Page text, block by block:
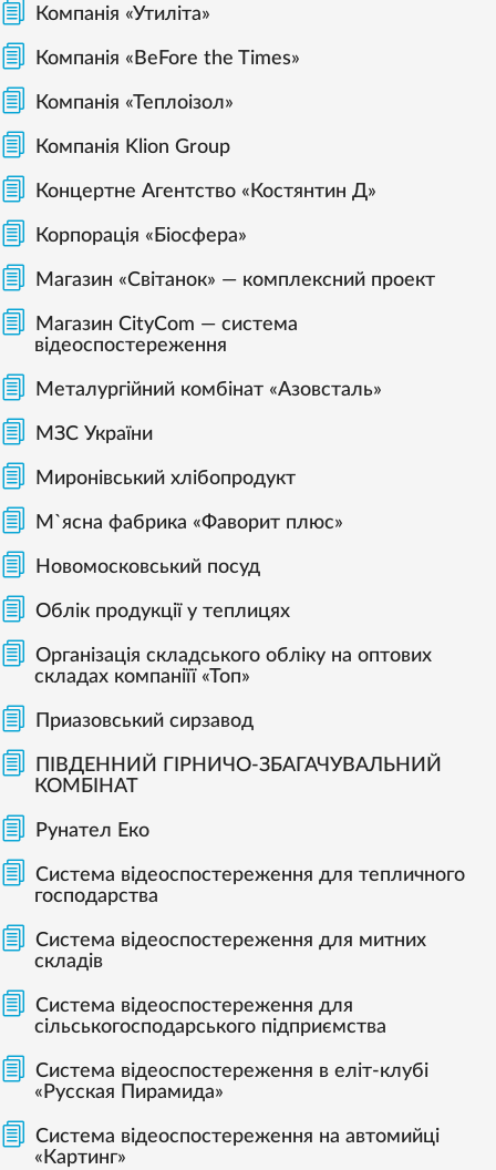
Компанія «Утиліта»
Компанія «BeFore the Times»
Компанія «Теплоізол»
Компанія Klion Group
Концертне Агентство «Костянтин Д»
Корпорація «Біосфера»
Магазин «Світанок» — комплексний проект
Магазин CityCom — система
відеоспостереження
Металургійний комбінат «Азовсталь»
МЗС України
Миронівський хлібопродукт
М`ясна фабрика «Фаворит плюс»
Новомосковський посуд
Облік продукції у теплицях
Організація складського обліку на оптових
складах компаніїї «Топ»
Приазовський сирзавод
ПІВДЕННИЙ ГІРНИЧО-ЗБАГАЧУВАЛЬНИЙ
КОМБІНАТ
Рунател Еко
Система відеоспостереження для тепличного
господарства
Система відеоспостереження для митних
складів
Система відеоспостереження для
сільськогосподарського підприємства
Система відеоспостереження в еліт-клубі
«Русская Пирамида»
Система відеоспостереження на автомийці
«Картинг»